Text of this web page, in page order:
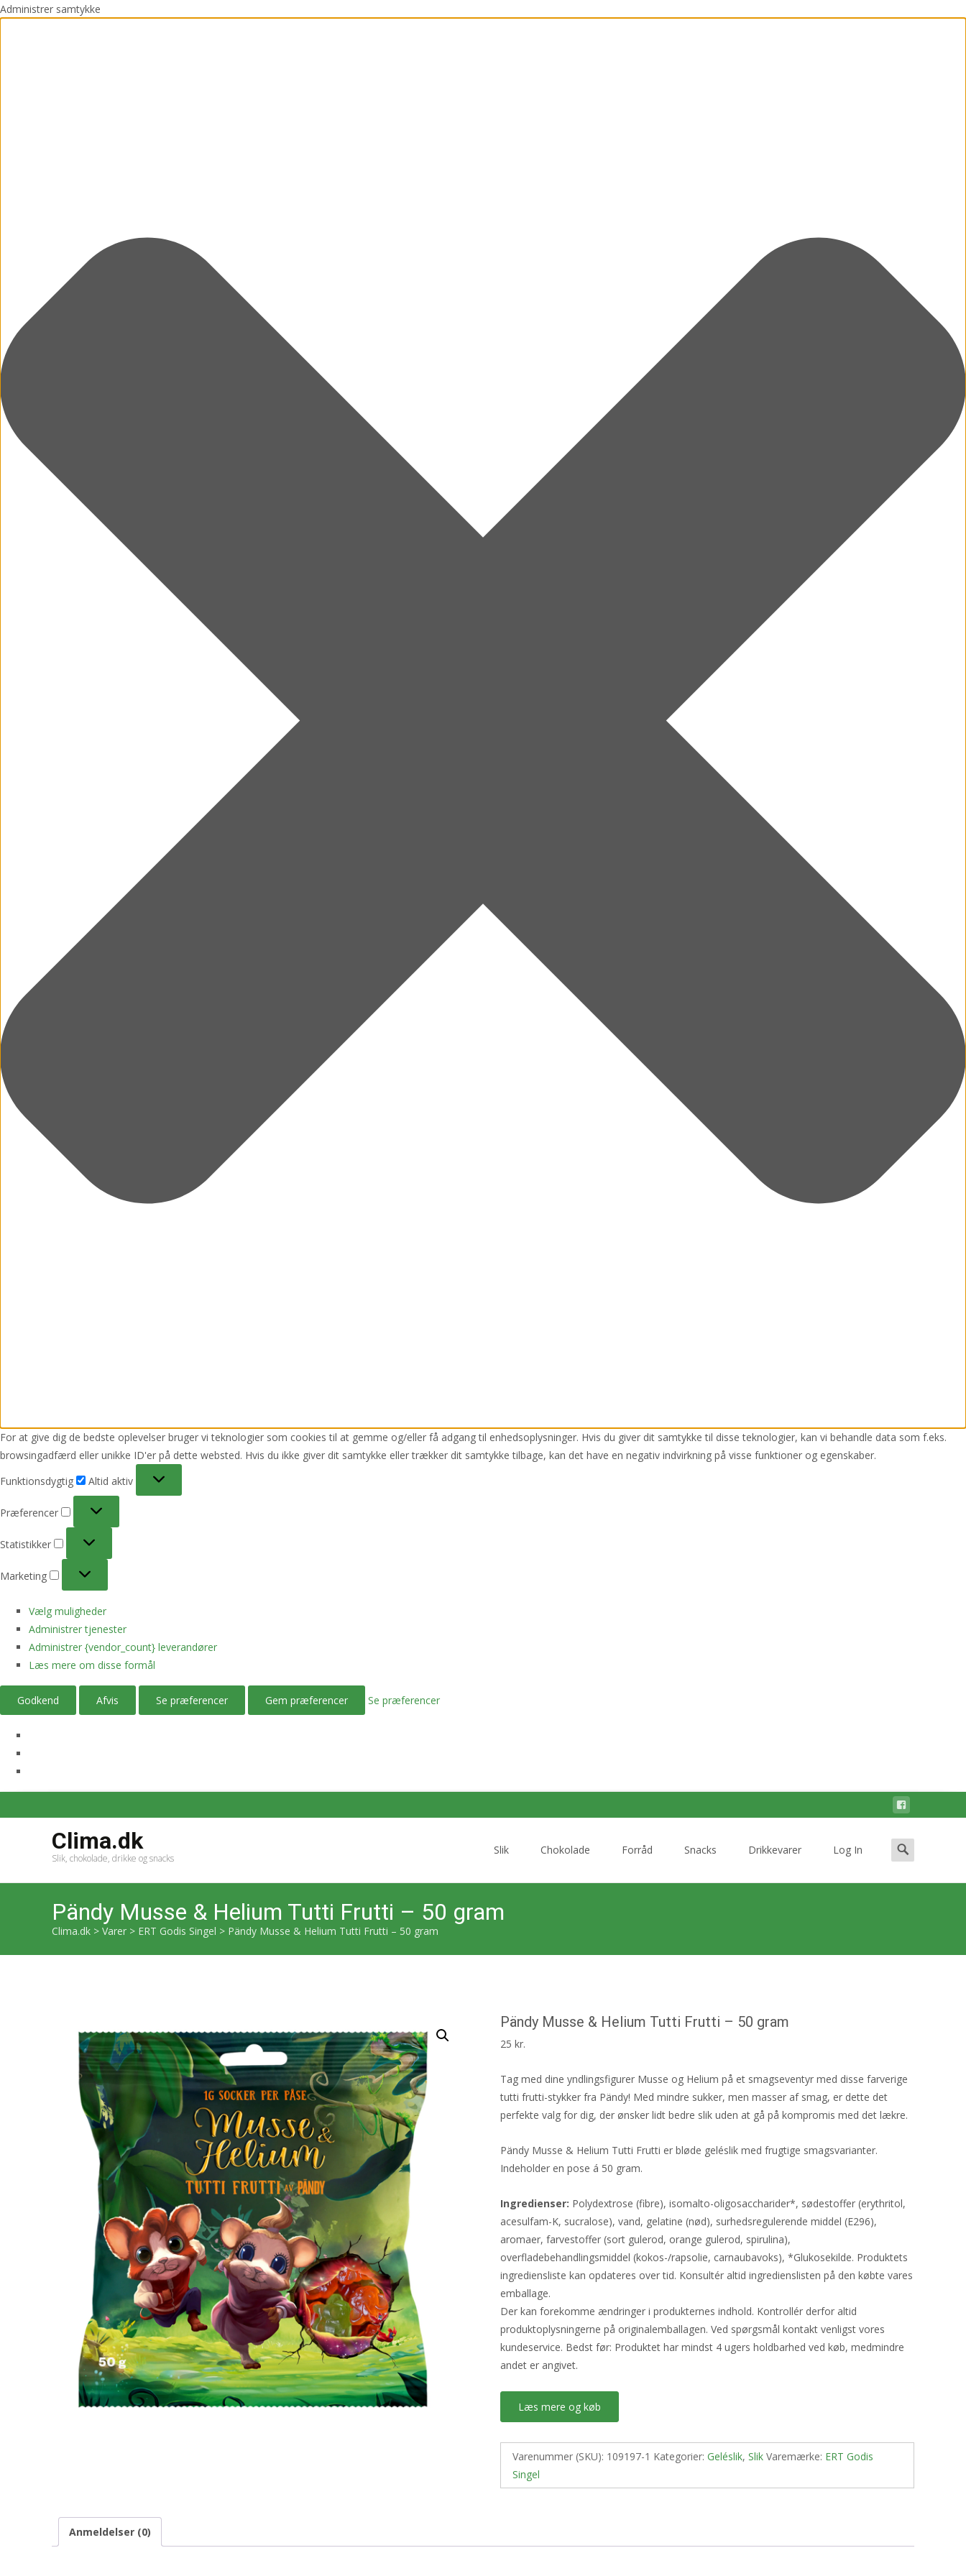
Administrer samtykke
For at give dig de bedste oplevelser bruger vi teknologier som cookies til at gemme og/eller få adgang til enhedsoplysninger. Hvis du giver dit samtykke til disse teknologier, kan vi behandle data som f.eks.
browsingadfærd eller unikke ID'er på dette websted. Hvis du ikke giver dit samtykke eller trækker dit samtykke tilbage, kan det have en negativ indvirkning på visse funktioner og egenskaber.
Funktionsdygtig
Funktionsdygtig
Altid aktiv
Præferencer
Præferencer
Statistikker
Statistikker
Marketing
Marketing
Vælg muligheder
Administrer tjenester
Administrer {vendor_count} leverandører
Læs mere om disse formål
Godkend Afvis Se præferencer Gem præferencer Se præferencer
Clima.dk
Slik, chokolade, drikke og snacks
Slik Chokolade Forråd Snacks Drikkevarer Log In
Search
for:
Pändy Musse & Helium Tutti Frutti – 50 gram
Clima.dk > Varer > ERT Godis Singel > Pändy Musse & Helium Tutti Frutti – 50 gram
Pändy Musse & Helium Tutti Frutti – 50 gram
25 kr.
Tag med dine yndlingsfigurer Musse og Helium på et smagseventyr med disse farverige
tutti frutti-stykker fra Pändy! Med mindre sukker, men masser af smag, er dette det
perfekte valg for dig, der ønsker lidt bedre slik uden at gå på kompromis med det lækre.
Pändy Musse & Helium Tutti Frutti er bløde geléslik med frugtige smagsvarianter.
Indeholder en pose á 50 gram.
Ingredienser: Polydextrose (fibre), isomalto-oligosaccharider*, sødestoffer (erythritol,
acesulfam-K, sucralose), vand, gelatine (nød), surhedsregulerende middel (E296),
aromaer, farvestoffer (sort gulerod, orange gulerod, spirulina),
overfladebehandlingsmiddel (kokos-/rapsolie, carnaubavoks), *Glukosekilde. Produktets
ingrediensliste kan opdateres over tid. Konsultér altid ingredienslisten på den købte vares
emballage.
Der kan forekomme ændringer i produkternes indhold. Kontrollér derfor altid
produktoplysningerne på originalemballagen. Ved spørgsmål kontakt venligst vores
kundeservice. Bedst før: Produktet har mindst 4 ugers holdbarhed ved køb, medmindre
andet er angivet.
Læs mere og køb
Varenummer (SKU): 109197-1 Kategorier: Geléslik, Slik Varemærke: ERT Godis
Singel
Anmeldelser (0)